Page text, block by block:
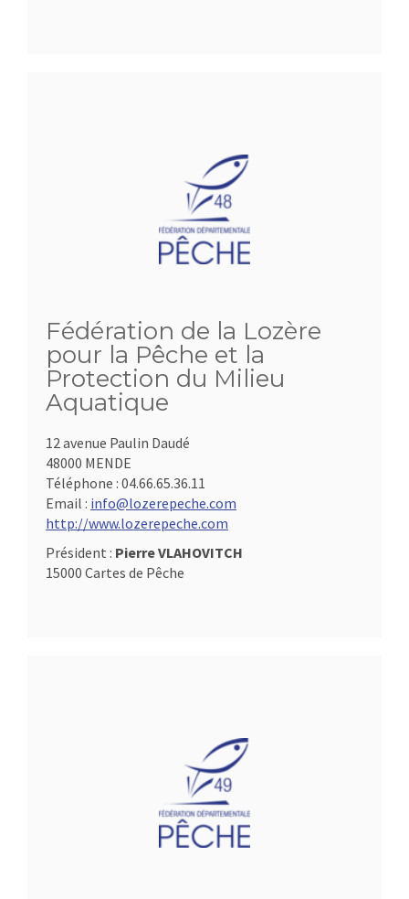
Fédération de la Lozère
pour la Pêche et la
Protection du Milieu
Aquatique
12 avenue Paulin Daudé
48000 MENDE
Téléphone : 04.66.65.36.11
Email : info@lozerepeche.com
http://www.lozerepeche.com
Président : Pierre VLAHOVITCH
15000 Cartes de Pêche